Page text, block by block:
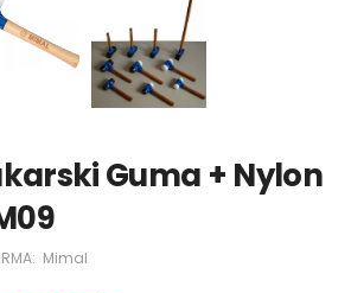
Guma + Nylon
Mimal